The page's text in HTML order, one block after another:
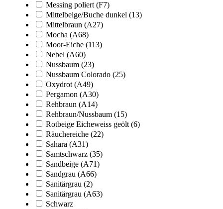
Messing poliert (F7)
Mittelbeige/Buche dunkel (13)
Mittelbraun (A27)
Mocha (A68)
Moor-Eiche (113)
Nebel (A60)
Nussbaum (23)
Nussbaum Colorado (25)
Oxydrot (A49)
Pergamon (A30)
Rehbraun (A14)
Rehbraun/Nussbaum (15)
Rotbeige Eicheweiss geölt (6)
Räuchereiche (22)
Sahara (A31)
Samtschwarz (35)
Sandbeige (A71)
Sandgrau (A66)
Sanitärgrau (2)
Sanitärgrau (A63)
Schwarz